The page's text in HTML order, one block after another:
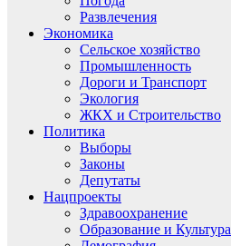
Развлечения
Экономика
Сельское хозяйство
Промышленность
Дороги и Транспорт
Экология
ЖКХ и Строительство
Политика
Выборы
Законы
Депутаты
Нацпроекты
Здравоохранение
Образование и Культура